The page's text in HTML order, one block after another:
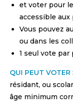
et voter pour le
accessible
Vous pouvez
ou dans les
1 seul vote
QUI PEUT VOTER
résidant, ou
âge minimum